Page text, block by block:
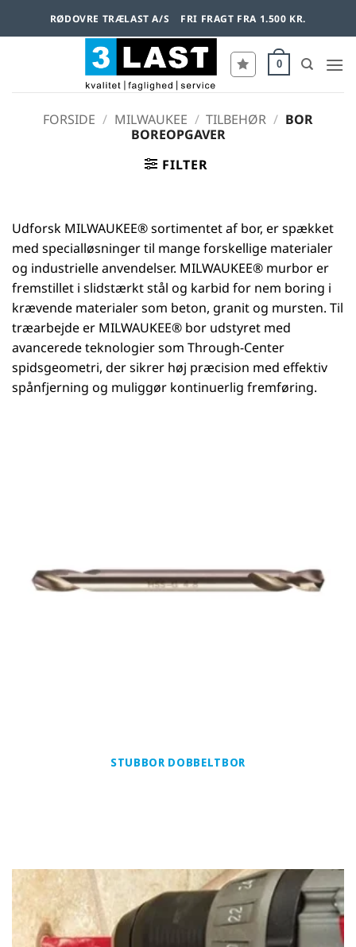
RØDOVRE TRÆLAST A/S FRI FRAGT FRA 1.500 KR.
0
FORSIDE / MILWAUKEE / TILBEHØR / BOR
BOREOPGAVER
FILTER
Udforsk MILWAUKEE® sortimentet af bor, er spækket
med specialløsninger til mange forskellige materialer
og industrielle anvendelser. MILWAUKEE® murbor er
fremstillet i slidstærkt stål og karbid for nem boring i
krævende materialer som beton, granit og mursten. Til
træarbejde er MILWAUKEE® bor udstyret med
avancerede teknologier som Through-Center
spidsgeometri, der sikrer høj præcision med effektiv
spånfjerning og muliggør kontinuerlig fremføring.
STUBBOR DOBBELTBOR